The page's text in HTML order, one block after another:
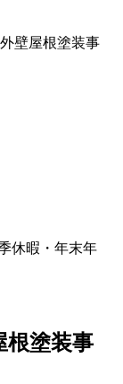
壁屋根塗装事
休暇・年末年
塗装事